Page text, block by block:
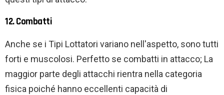
12. Combatti
Anche se i Tipi Lottatori variano nell'aspetto, sono tutti
forti e muscolosi. Perfetto se combatti in attacco; La
maggior parte degli attacchi rientra nella categoria
fisica poiché hanno eccellenti capacità di